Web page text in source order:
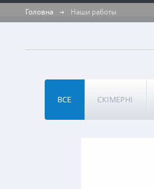
Головна Наши работы
ВСЕ СКІМЕРНІ